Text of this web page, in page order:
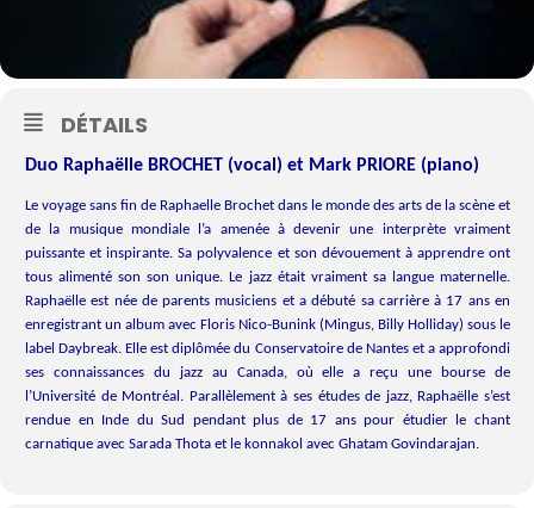
DÉTAILS
Duo Raphaëlle BROCHET (vocal) et Mark PRIORE (piano)
Le voyage sans fin de Raphaelle Brochet dans le monde des arts de la scène et
de la musique mondiale l’a amenée à devenir une interprète vraiment
puissante et inspirante. Sa polyvalence et son dévouement à apprendre ont
tous alimenté son son unique. Le jazz était vraiment sa langue maternelle.
Raphaëlle est née de parents musiciens et a débuté sa carrière à 17 ans en
enregistrant un album avec Floris Nico-Bunink (Mingus, Billy Holliday) sous le
label Daybreak. Elle est diplômée du Conservatoire de Nantes et a approfondi
ses connaissances du jazz au Canada, où elle a reçu une bourse de
l’Université de Montréal. Parallèlement à ses études de jazz, Raphaëlle s’est
rendue en Inde du Sud pendant plus de 17 ans pour étudier le chant
carnatique avec Sarada Thota et le konnakol avec Ghatam Govindarajan.